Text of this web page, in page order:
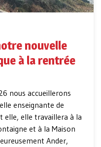
nouvelle
à la rentrée
nous accueillerons
enseignante de
elle, elle travaillera à la
et à la Maison
Ander,